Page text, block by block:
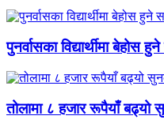
पुनर्वासका विद्यार्थीमा बेहोस
तोलामा ८ हजार रूपैयाँ बढ्यो